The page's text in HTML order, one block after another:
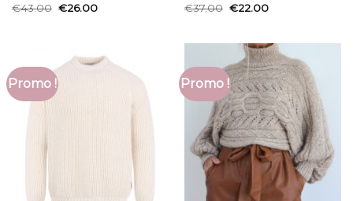
€43.00 €26.00
€37.00 €22.00
Promo ! Promo !